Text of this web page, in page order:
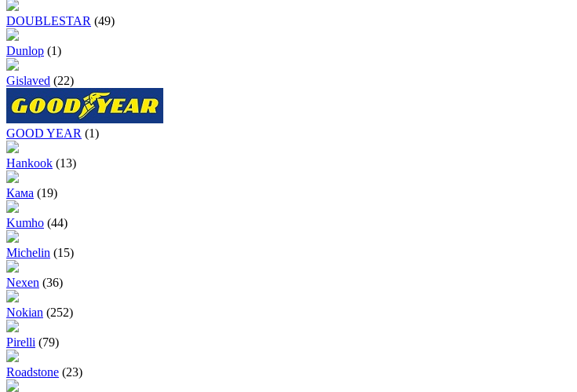
DOUBLESTAR (49)
Dunlop (1)
Gislaved (22)
GOOD YEAR (1)
Hankook (13)
Кама (19)
Kumho (44)
Michelin (15)
Nexen (36)
Nokian (252)
Pirelli (79)
Roadstone (23)